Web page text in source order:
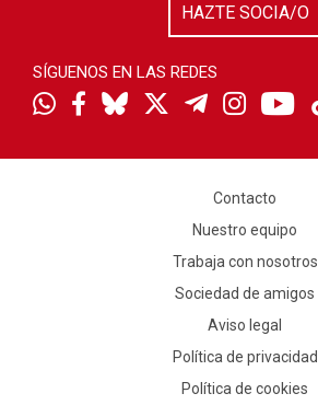
HAZTE SOCIA/O
SÍGUENOS EN LAS REDES
Contacto
Nuestro equipo
Trabaja con nosotros
Sociedad de amigos
Aviso legal
Política de privacidad
Política de cookies